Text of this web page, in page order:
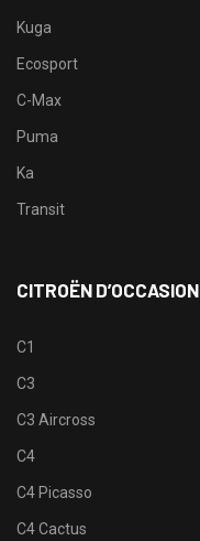
Kuga
Ecosport
C-Max
Puma
Ka
Transit
CITROËN D’OCCASION
C1
C3
C3 Aircross
C4
C4 Picasso
C4 Cactus